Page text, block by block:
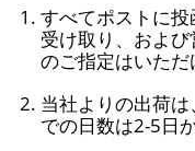
すべてポストに
受け取り、およ
のご指定はいただ
当社よりの出荷
での日数は2-5日